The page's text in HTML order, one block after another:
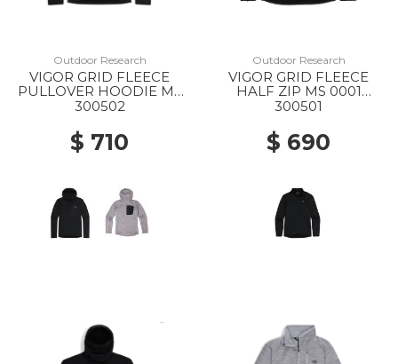
Outdoor Research
VIGOR GRID FLEECE
PULLOVER HOODIE MS
0001 BLACK
300502
$ 710
Outdoor Research
VIGOR GRID FLEECE
HALF ZIP MS 0001
BLACK
300501
$ 690